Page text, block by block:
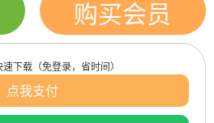
购买会员
下载（免登录，省时间）
点我支付